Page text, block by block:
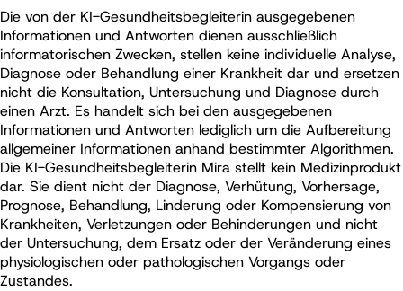
Die von der KI-Gesundheitsbegleiterin ausgegebenen
Informationen und Antworten dienen ausschließlich
informatorischen Zwecken, stellen keine individuelle Analyse,
Diagnose oder Behandlung einer Krankheit dar und ersetzen
nicht die Konsultation, Untersuchung und Diagnose durch
einen Arzt. Es handelt sich bei den ausgegebenen
Informationen und Antworten lediglich um die Aufbereitung
allgemeiner Informationen anhand bestimmter Algorithmen.
Die KI-Gesundheitsbegleiterin Mira stellt kein Medizinprodukt
dar. Sie dient nicht der Diagnose, Verhütung, Vorhersage,
Prognose, Behandlung, Linderung oder Kompensierung von
Krankheiten, Verletzungen oder Behinderungen und nicht
der Untersuchung, dem Ersatz oder der Veränderung eines
physiologischen oder pathologischen Vorgangs oder
Zustandes.